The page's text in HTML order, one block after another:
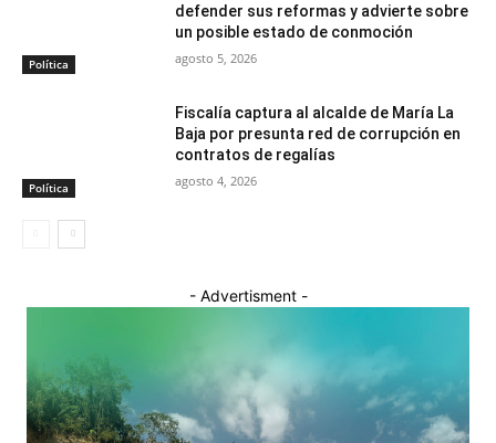
Política
defender sus reformas y advierte sobre
un posible estado de conmoción
agosto 5, 2026
Política
Fiscalía captura al alcalde de María La
Baja por presunta red de corrupción en
contratos de regalías
agosto 4, 2026
- Advertisment -